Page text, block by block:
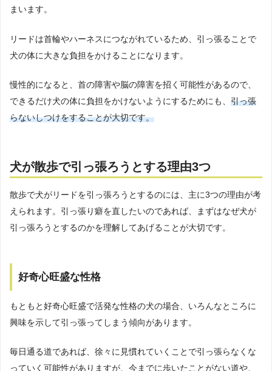
まいます。
リードは首輪やハーネスにつながれているため、引っ張ることで
犬の体に大きな負担をかけることになります。
慢性的になると、首の障害や脳の障害を招く可能性があるので、
できるだけ犬の体に負担をかけないようにするためにも、 引っ張
らないしつけをすることが大切です。
犬が散歩で引っ張ろうとする理由3つ
散歩で犬がリードを引っ張ろうとするのには、主に3つの理由が考
えられます。引っ張り癖を直したいのであれば、まずはなぜ犬が
引っ張ろうとするのかを理解してあげることが大切です。
好奇心旺盛な性格
もともと好奇心旺盛で活発な性格の犬の場合、いろんなところに
興味を示して引っ張ってしまう傾向があります。
毎日通る道であれば、徐々に見慣れていくことで引っ張らなくな
っていく可能性がありますが、今までに歩いたことがない道や、